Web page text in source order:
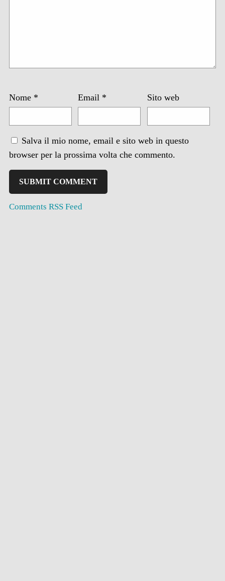
Nome * Email * Sito web
Salva il mio nome, email e sito web in questo
browser per la prossima volta che commento.
Comments RSS Feed